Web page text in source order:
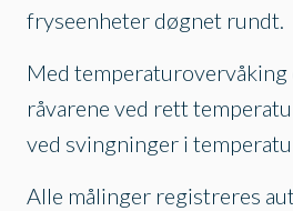
fryseenheter døgnet rundt.
Med temperaturovervåking
råvarene ved rett
ved svingninger i
Alle målinger registreres